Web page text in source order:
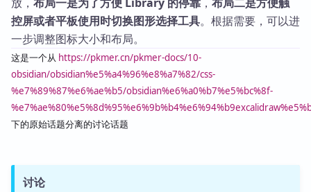
控屏或者平板使用时切换图形选择工具。根据需要，可以进
一步调整图标大小和布局。
这是一个从 https://pkmer.cn/pkmer-docs/10-
obsidian/obsidian%e5%a4%96%e8%a7%82/css-
%e7%89%87%e6%ae%b5/obsidian%e6%a0%b7%e5%bc%8f-
下的原始话题分离的讨论话题
讨论